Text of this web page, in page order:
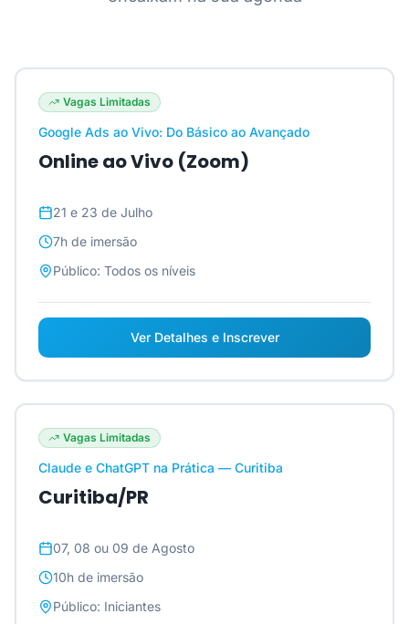
Vagas Limitadas
Google Ads ao Vivo: Do Básico ao Avançado
Online ao Vivo (Zoom)
21 e 23 de Julho
7h de imersão
Público: Todos os níveis
Ver Detalhes e Inscrever
Vagas Limitadas
Claude e ChatGPT na Prática — Curitiba
Curitiba/PR
07, 08 ou 09 de Agosto
10h de imersão
Público: Iniciantes